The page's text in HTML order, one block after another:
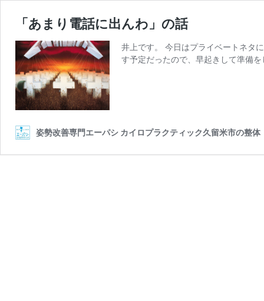
「あまり電話に出んわ」の話
井上です。 今日はプライベートネタ
す予定だったので、早起きして準備
姿勢改善専門エーパシ カイロプラクティック久留米市の整体